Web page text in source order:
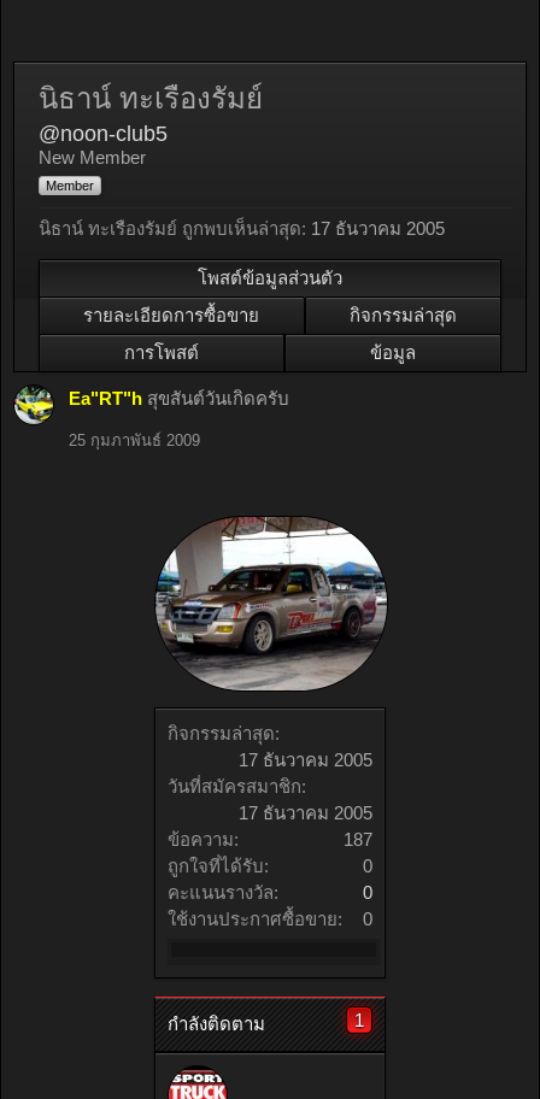
กิจกรรมล่าสุด:
17 ธันวาคม 2005
วันที่สมัครสมาชิก:
17 ธันวาคม 2005
ข้อความ:
187
ถูกใจที่ได้รับ:
0
คะแนนรางวัล:
0
ใช้งานประกาศซื้อขาย:
0
กำลังติดตาม 1
นิธาน์ ทะเรืองรัมย์
@noon-club5
New Member
Member
นิธาน์ ทะเรืองรัมย์ ถูกพบเห็นล่าสุด: 17 ธันวาคม 2005
โพสต์ข้อมูลส่วนตัว
รายละเอียดการซื้อขาย
กิจกรรมล่าสุด
การโพสต์
ข้อมูล
Ea"RT"h สุขสันต์วันเกิดครับ
25 กุมภาพันธ์ 2009